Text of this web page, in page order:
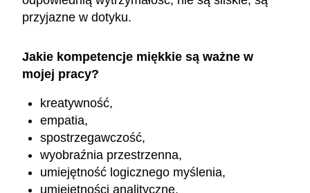
przyjazne w dotyku.
Jakie kompetencje miękkie są ważne w
mojej pracy?
kreatywność,
empatia,
spostrzegawczość,
wyobraźnia przestrzenna,
umiejętność logicznego myślenia,
umiejętności analityczne,